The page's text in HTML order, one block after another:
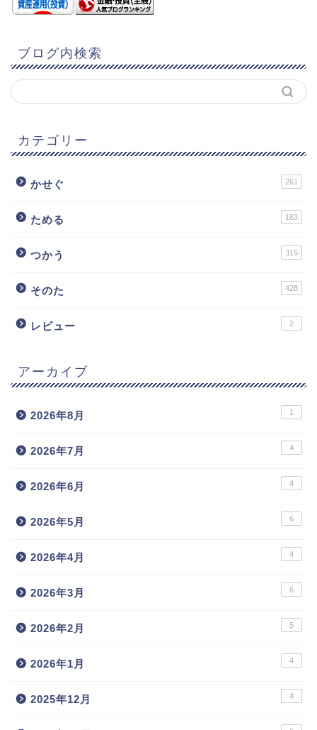
ブログ内検索
カテゴリー
かせぐ 261
ためる 163
つかう 115
そのた 428
レビュー 2
アーカイブ
2026年8月 1
2026年7月 4
2026年6月 4
2026年5月 6
2026年4月 4
2026年3月 6
2026年2月 5
2026年1月 4
2025年12月 4